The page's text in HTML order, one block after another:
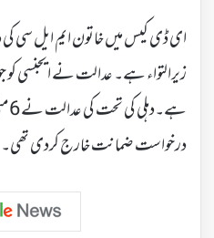
ای ڈی کیس میں خاتون ایم ایل سی
زیرالتواء ہے۔ عدالت نے ایجنسی
درخواست ضمانت خارج کردی تھی۔